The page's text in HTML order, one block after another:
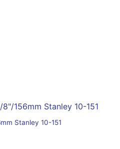
Stanley 10-151